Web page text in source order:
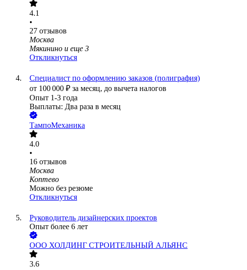
4.1
•
27 отзывов
Москва
Мякинино и еще 3
Откликнуться
Специалист по оформлению заказов (полиграфия)
от 100 000 ₽ за месяц, до вычета налогов
Опыт 1-3 года
Выплаты: Два раза в месяц
ТампоМеханика
4.0
•
16 отзывов
Москва
Коптево
Можно без резюме
Откликнуться
Руководитель дизайнерских проектов
Опыт более 6 лет
ООО ХОЛДИНГ СТРОИТЕЛЬНЫЙ АЛЬЯНС
3.6